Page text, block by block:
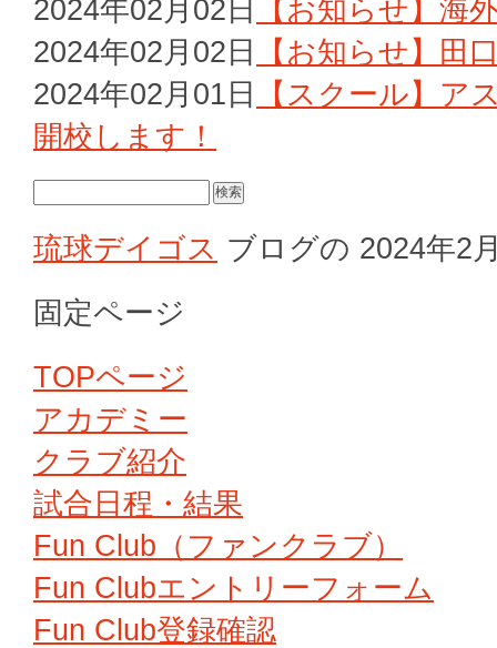
2024年02月02日
【お知らせ】海
2024年02月02日
【お知らせ】田
2024年02月01日
【スクール】ア
開校します！
索:
琉球デイゴス ブログの 2024年2
固定ページ
TOPページ
アカデミー
クラブ紹介
試合日程・結果
Fun Club（ファンクラブ）
Fun Clubエントリーフォーム
Fun Club登録確認